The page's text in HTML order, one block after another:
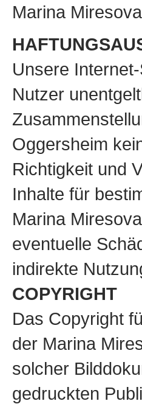
Marina
Unsere
Nutzer
Oggersheim
Richtigkeit und
Inhalte für
Marina
eventuelle
indirekte
COPYRIGHT
Das Copyright
der Marina
solcher
gedruckten